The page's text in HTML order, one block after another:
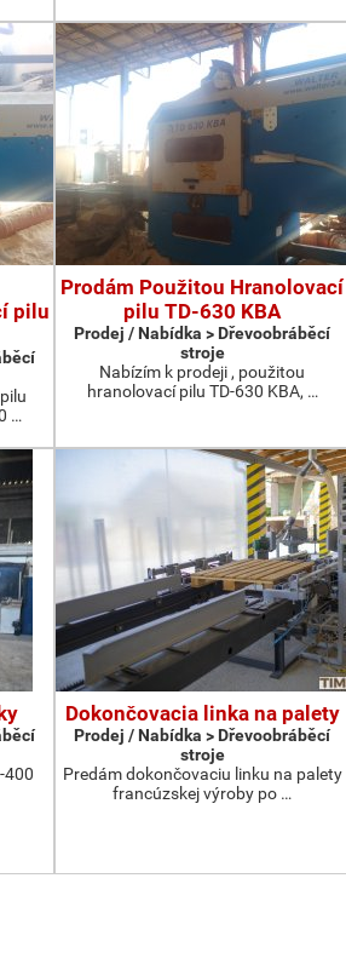
pilu
…
Prodám Použitou Hranolovací
pilu TD-630 KBA
Prodej / Nabídka > Dřevoobráběcí
stroje
Nabízím k prodeji , použitou
hranolovací pilu TD-630 KBA, …
400
Dokončovacia linka na palety
Prodej / Nabídka > Dřevoobráběcí
stroje
Predám dokončovaciu linku na palety
francúzskej výroby po …